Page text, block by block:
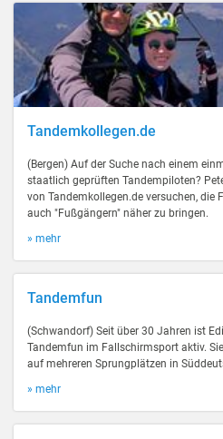
Tandemkollegen.de
(Bergen) Auf der Suche nach einem
staatlich geprüften Tandempiloten?
von Tandemkollegen.de versuchen, die
auch "Fußgängern" näher zu bringen.
» mehr
Tandemfun
(Schwandorf) Seit über 30 Jahren ist
Tandemfun im Fallschirmsport aktiv.
auf mehreren Sprungplätzen in
» mehr